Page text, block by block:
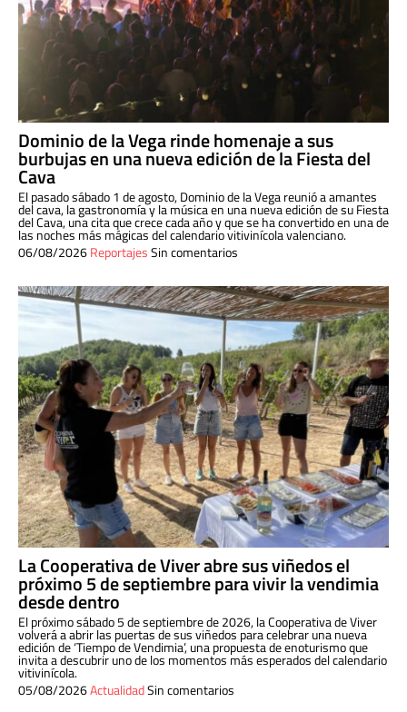
Dominio de la Vega rinde homenaje a sus
burbujas en una nueva edición de la Fiesta del
Cava
El pasado sábado 1 de agosto, Dominio de la Vega reunió a amantes
del cava, la gastronomía y la música en una nueva edición de su Fiesta
del Cava, una cita que crece cada año y que se ha convertido en una de
las noches más mágicas del calendario vitivinícola valenciano.
06/08/2026ReportajesSin comentarios
La Cooperativa de Viver abre sus viñedos el
próximo 5 de septiembre para vivir la vendimia
desde dentro
El próximo sábado 5 de septiembre de 2026, la Cooperativa de Viver
volverá a abrir las puertas de sus viñedos para celebrar una nueva
edición de ‘Tiempo de Vendimia’, una propuesta de enoturismo que
invita a descubrir uno de los momentos más esperados del calendario
vitivinícola.
05/08/2026ActualidadSin comentarios